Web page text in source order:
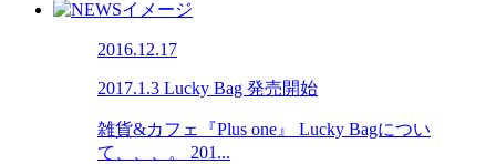
2016.12.17
2017.1.3 Lucky Bag 発売開始
雑貨&カフェ『Plus one』 Lucky Bagについ
て、、、。 201...